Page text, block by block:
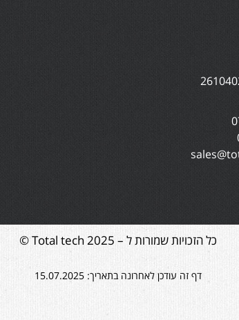
כל הזכויות שמורות ל – Total tech 2025 ©
דף זה עודכן לאחרונה בתאריך: 15.07.2025